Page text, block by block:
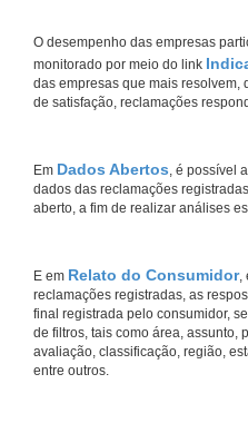
O desempenho das empresas
monitorado por meio do link
das empresas que mais resolvem,
de satisfação, reclamações
Em Dados Abertos, é possível
dados das reclamações
aberto, a fim de realizar análises
E em Relato do Consumidor,
reclamações registradas, as
final registrada pelo consumidor,
de filtros, tais como área, assunto,
avaliação, classificação, região,
entre outros.